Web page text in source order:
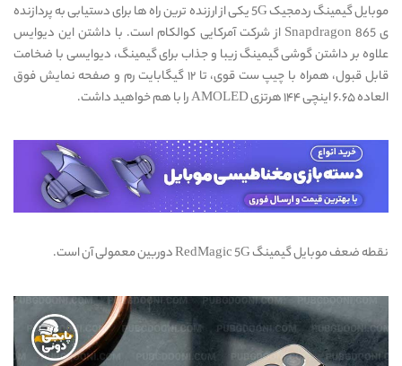
موبایل گیمینگ ردمجیک 5G یکی از ارزنده ترین راه ها برای دستیابی به پردازنده
ی Snapdragon 865 از شرکت آمرکایی کوالکام است. با داشتن این دیوایس
علاوه بر داشتن گوشی گیمینگ زیبا و جذاب برای گیمینگ، دیوایسی با ضخامت
قابل قبول، همراه با چیپ ست قوی، تا ۱۲ گیگابایت رم و صفحه نمایش فوق
العاده ۶.۶۵ اینچی ۱۴۴ هرتزی AMOLED را با هم خواهید داشت.
نقطه ضعف موبایل گیمینگ RedMagic 5G دوربین معمولی آن است.